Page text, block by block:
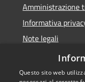
Amministrazione
Informativa
Note legali
Dichiarazione di
Questo sito web